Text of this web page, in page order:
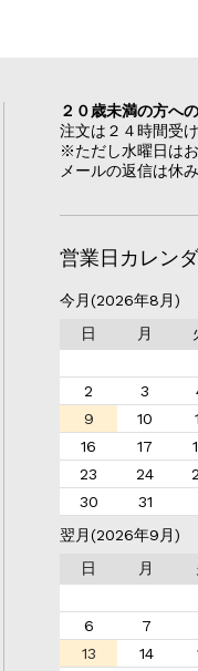
２０歳未満の方へ
注文は２４時間受
※ただし水曜日は
メールの返信は休
営業日カレン
今月(2026年8月)
日
月
2
3
9
10
16
17
23
24
30
31
翌月(2026年9月)
日
月
6
7
13
14